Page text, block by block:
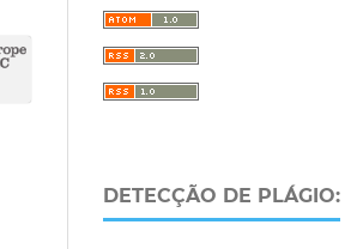
DETECÇÃO DE PLÁGIO: